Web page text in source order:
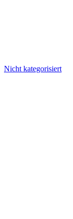
Nicht kategorisiert